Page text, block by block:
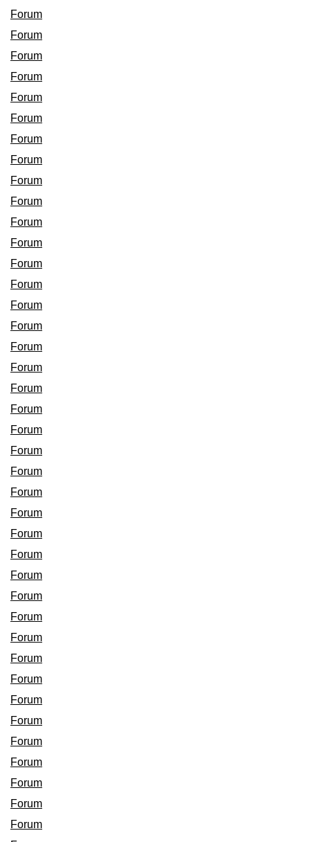
Forum
Forum
Forum
Forum
Forum
Forum
Forum
Forum
Forum
Forum
Forum
Forum
Forum
Forum
Forum
Forum
Forum
Forum
Forum
Forum
Forum
Forum
Forum
Forum
Forum
Forum
Forum
Forum
Forum
Forum
Forum
Forum
Forum
Forum
Forum
Forum
Forum
Forum
Forum
Forum